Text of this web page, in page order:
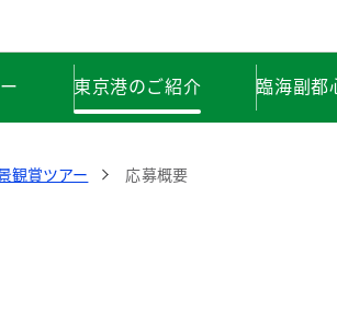
東京港のご紹介 臨海副都
観賞ツアー 応募概要